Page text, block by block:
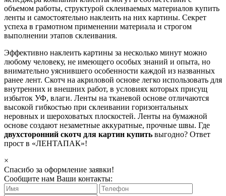
объемом работы, структурой склеиваемых материалов купить
ленты и самостоятельно наклеить на них картины. Секрет
успеха в грамотном применении материала и строгом
выполнении этапов склеивания.
Эффективно наклеить картины за несколько минут можно
любому человеку, не имеющего особых знаний и опыта, но
внимательно уяснившего особенности каждой из названных
ранее лент. Скотч на акриловой основе легко использовать для
внутренних и внешних работ, в условиях которых присущ
избыток УФ, влаги. Ленты на тканевой основе отличаются
высокой гибкостью при склеивании горизонтальных
неровных и шероховатых плоскостей. Ленты на бумажной
основе создают незаметные аккуратные, прочные швы. Где
двухсторонний скотч для картин купить выгодно? Ответ
прост в «ЛЕНТАПАК»!
×
Спасибо за оформление заявки!
Сообщите нам Ваши контакты: